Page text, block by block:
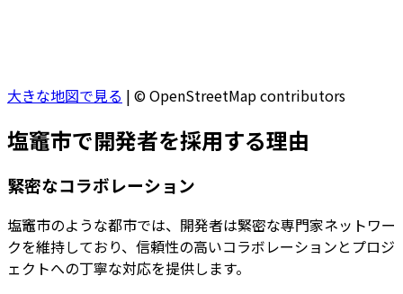
大きな地図で見る | © OpenStreetMap contributors
塩竈市で開発者を採用する理由
緊密なコラボレーション
塩竈市のような都市では、開発者は緊密な専門家ネットワー
クを維持しており、信頼性の高いコラボレーションとプロジ
ェクトへの丁寧な対応を提供します。